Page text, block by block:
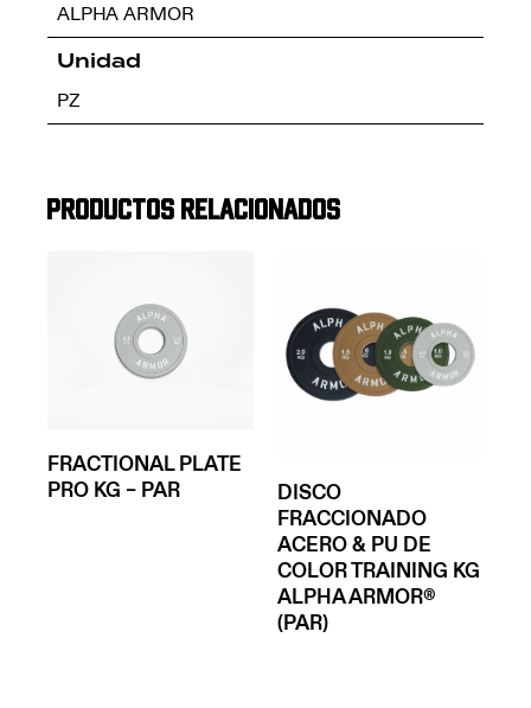
ALPHA ARMOR
Unidad
PZ
Productos relacionados
FRACTIONAL PLATE
PRO KG – PAR
DISCO
FRACCIONADO
ACERO & PU DE
COLOR TRAINING KG
ALPHA ARMOR®
(PAR)